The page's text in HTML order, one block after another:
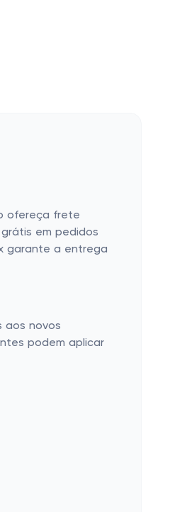
ofereça frete
em pedidos
garante a entrega
aos novos
podem aplicar